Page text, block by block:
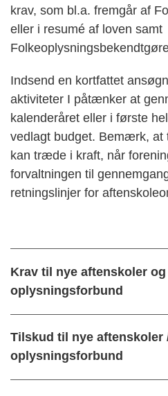
krav, som bl.a. fremgår af
eller i resumé af loven samt
Indsend en kortfattet
aktiviteter I påtænker at
kalenderåret eller i første
vedlagt budget. Bemærk, at
kan træde i kraft, når
forvaltningen til
retningslinjer for
Krav til nye aftenskoler og
oplysningsforbund
Tilskud til nye aftenskoler
oplysningsforbund